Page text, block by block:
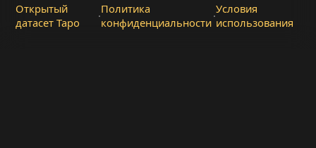
Открытый
датасет Таро
·Политика
конфиденциальности·Условия
использования